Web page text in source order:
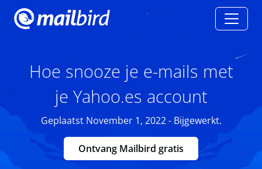
Hoe snooze je e-mails met
je Yahoo.es account
Geplaatst November 1, 2022 - Bijgewerkt.
Ontvang Mailbird gratis